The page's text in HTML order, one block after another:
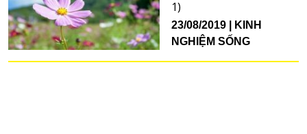
1)
23/08/2019
KINH
NGHIỆM SỐNG